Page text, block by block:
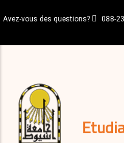
au
principal
Avez-vous des questions? 088-
décisions
Expatriés
Journal